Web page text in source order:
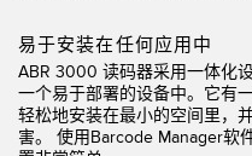
易于安装在任何应用中
ABR 3000 读码器采用一体化
一个易于部署的设备中。它有
轻松地安装在最小的空间里，
害。 使用Barcode Manager软